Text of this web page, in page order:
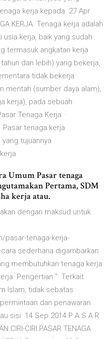
kerja kepada 27 Apr
KERJA. Tenaga kerja adalah
kerja, baik yang sudah
termasuk angkatan kerja
dan lebih) yang bekerja,
tidak bekerja
mentah (sumber daya alam),
kerja), pada sebuah
Tenaga Kerja. ·
Pasar tenaga kerja
tujuannya
Umum Pasar tenaga
Pertama, SDM
kerja atau.
dengan maksud untuk
pasar-tenaga-kerja-
sederhana digambarkan
membutuhkan tenaga kerja
Pengertian " Terkait
Islam, tidak sebatas
dan penawaran
sisi 14 Sep 2014 P A S A R
CIRI-CIRI PASAR TENAGA